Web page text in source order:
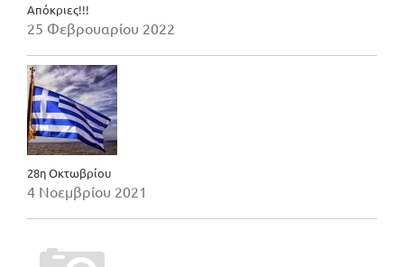
Απόκριες!!!
25 Φεβρουαρίου 2022
28η Οκτωβρίου
4 Νοεμβρίου 2021